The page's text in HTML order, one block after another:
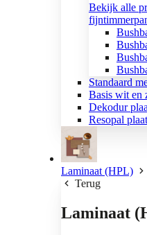
Bekijk alle
Standaard
Basis wit en
Dekodur
Resopal
Laminaat (HPL)
Terug
Laminaat